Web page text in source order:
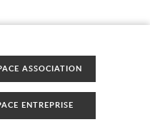
ASSOCIATION
ENTREPRISE